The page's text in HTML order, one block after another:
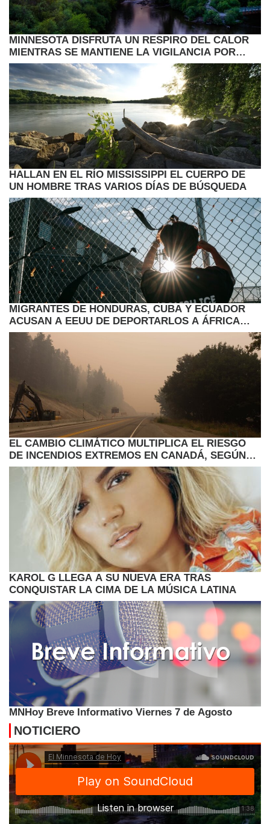
MINNESOTA DISFRUTA UN RESPIRO DEL CALOR
MIENTRAS SE MANTIENE LA VIGILANCIA POR
LLUVIAS Y CAMBIOS EN EL CLIMA
HALLAN EN EL RÍO MISSISSIPPI EL CUERPO DE
UN HOMBRE TRAS VARIOS DÍAS DE BÚSQUEDA
MIGRANTES DE HONDURAS, CUBA Y ECUADOR
ACUSAN A EEUU DE DEPORTARLOS A ÁFRICA
POR SORPRESA
EL CAMBIO CLIMÁTICO MULTIPLICA EL RIESGO
DE INCENDIOS EXTREMOS EN CANADÁ, SEGÚN
ESTUDIO
KAROL G LLEGA A SU NUEVA ERA TRAS
CONQUISTAR LA CIMA DE LA MÚSICA LATINA
MNHoy Breve Informativo Viernes 7 de Agosto
NOTICIERO